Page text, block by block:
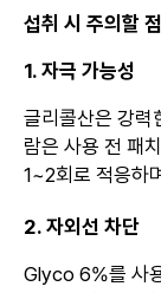
섭취 시 주의할 점
1. 자극 가능성
글리콜산은 강력
람은 사용 전 패
1~2회로 적응하
2. 자외선 차단
Glyco 6%를 사